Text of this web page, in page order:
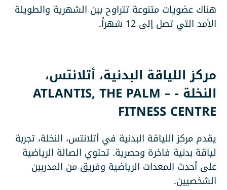
هناك عضويات متنوعة تتراوح بين الشهرية والطويلة
الأمد التي تصل إلى 12 شهراً.
مركز اللياقة البدنية، أتلانتس،
النخلة - ATLANTIS, THE PALM –
FITNESS CENTRE
يقدم مركز اللياقة البدنية في أتلانتس، النخلة، تجربة
لياقة بدنية فاخرة وحصرية. تحتوي الصالة الرياضية
على أحدث المعدات الرياضية وفريق من المدربين
الشخصيين.